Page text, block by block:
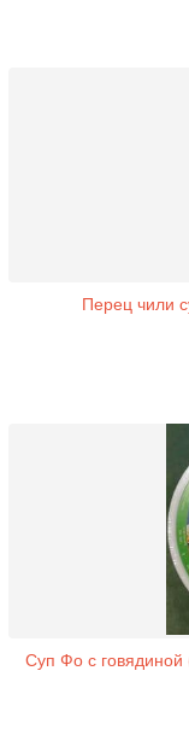
Перец чили
Суп Фо с говядиной